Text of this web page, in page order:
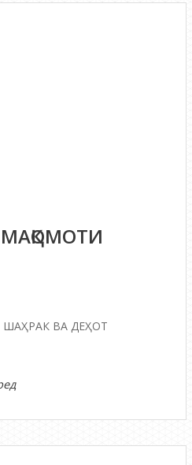
ВА ДЕҲОТ
дар
ҶУМҲУРИИ
ТОҶИКИСТОН